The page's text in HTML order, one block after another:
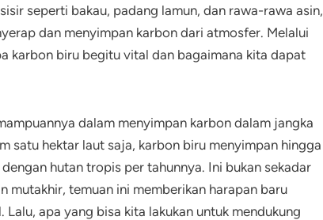
seperti bakau, padang lamun, dan rawa-rawa asin,
dan menyimpan karbon dari atmosfer. Melalui
karbon biru begitu vital dan bagaimana kita dapat
dalam menyimpan karbon dalam jangka
satu hektar laut saja, karbon biru menyimpan hingga
hutan tropis per tahunnya. Ini bukan sekadar
mutakhir, temuan ini memberikan harapan baru
apa yang bisa kita lakukan untuk mendukung